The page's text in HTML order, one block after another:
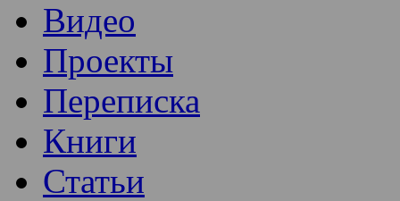
Видео
Проекты
Переписка
Книги
Статьи